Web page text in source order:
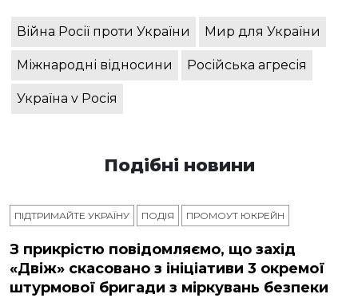
Війна Росії проти України Мир для України
Міжнародні відносини Російська агресія
Україна v Росія
Подібні новини
ПІДТРИМАЙТЕ УКРАЇНУ ПОДІЯ ПРОМОУТ ЮКРЕЙН
З прикрістю повідомляємо, що захід
«Двіж» скасовано з ініціативи 3 окремої
штурмової бригади з міркувань безпеки